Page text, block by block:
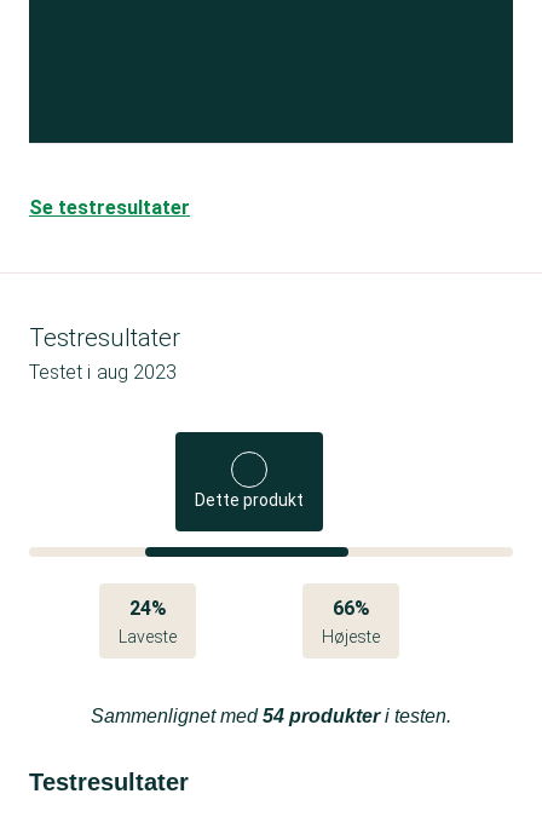
Se testresultater
Testresultater
Testet i aug 2023
Dette produkt
24%
Laveste
66%
Højeste
Sammenlignet med54 produkteri testen.
Testresultater